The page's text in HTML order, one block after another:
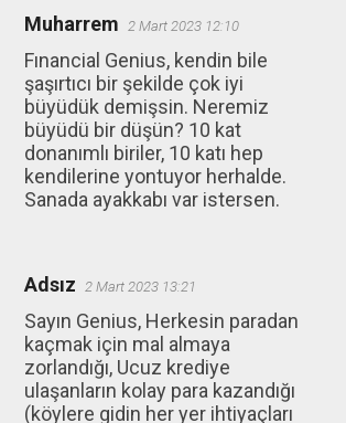
Muharrem 2 Mart 2023 12:10
Fınancial Genius, kendin bile
şaşırtıcı bir şekilde çok iyi
büyüdük demişsin. Neremiz
büyüdü bir düşün? 10 kat
donanımlı biriler, 10 katı hep
kendilerine yontuyor herhalde.
Sanada ayakkabı var istersen.
Adsız 2 Mart 2023 13:21
Sayın Genius, Herkesin paradan
kaçmak için mal almaya
zorlandığı, Ucuz krediye
ulaşanların kolay para kazandığı
(köylere gidin her yer ihtiyaçları